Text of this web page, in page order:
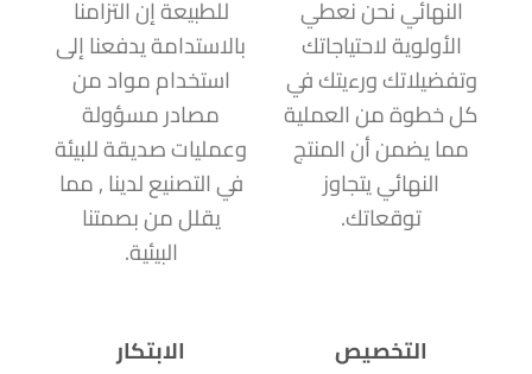
النهائي نحن نعطي
الأولوية لاحتياجاتك
وتفضيلاتك ورءيتك في
كل خطوة من العملية
مما يضمن أن المنتج
النهائي يتجاوز
توقعاتك.
للطبيعة إن التزامنا
بالاستدامة يدفعنا إلى
استخدام مواد من
مصادر مسؤولة
وعمليات صديقة للبيئة
في التصنيع لدينا , مما
يقلل من بصمتنا
البيئية.
التخصيص
الابتكار